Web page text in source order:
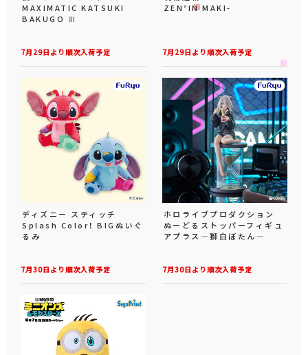
7月29日より順次入荷予定
MAXIMATIC KATSUKI
BAKUGO Ⅲ
7月29日より順次入荷予定
ZEN’IN MAKI-
7月30日より順次入荷予定
ディズニー スティッチ
Splash Color！ BIGぬいぐ
るみ
7月30日より順次入荷予定
ホロライブプロダクション
ぬーどるストッパーフィギュ
アプラス―獅白ぼたん―